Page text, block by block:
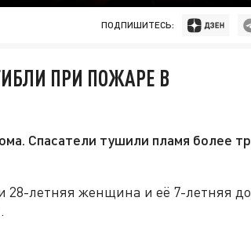
ПОДПИШИТЕСЬ:
ПРИ ПОЖАРЕ В
Спасатели тушили пламя более
28-летняя женщина и её 7-летняя